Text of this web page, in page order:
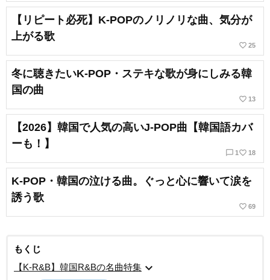
【リピート必死】K-POPのノリノリな曲、気分が
上がる歌
favorite_border 25
冬に聴きたいK-POP・ステキな歌が身にしみる韓
国の曲
favorite_border 13
【2026】韓国で人気の高いJ-POP曲【韓国語カバ
ーも！】
chat_bubble_outline 1 favorite_border 18
K-POP・韓国の泣ける曲。ぐっと心に響いて涙を
誘う歌
favorite_border 69
もくじ
【K-R&B】韓国R&Bの名曲特集 expand_more